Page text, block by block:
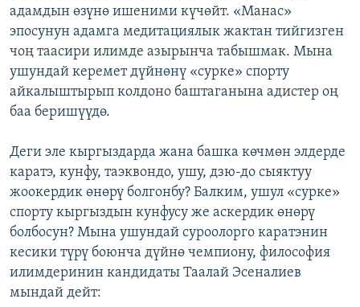
адамдын өзүнө ишеними күчөйт. «Манас»
эпосунун адамга медитациялык жактан тийгизген
чоң таасири илимде азырынча табышмак. Мына
ушундай керемет дүйнөнү «сурке» спорту
айкалыштырып колдоно баштаганына адистер оң
баа беришүүдө.
Деги эле кыргыздарда жана башка көчмөн элдерде
каратэ, кунфу, таэквондо, ушу, дзю-до сыяктуу
жоокердик өнөрү болгонбу? Балким, ушул «сурке»
спорту кыргыздын кунфусу же аскердик өнөрү
болбосун? Мына ушундай суроолорго каратэнин
кесики түрү боюнча дүйнө чемпиону, философия
илимдеринин кандидаты Таалай Эсеналиев
мындай дейт: